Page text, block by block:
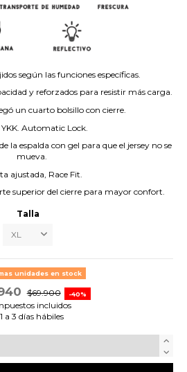
según las funciones específicas.
y reforzados para resistir más carga.
un cuarto bolsillo con cierre.
YKK. Automatic Lock.
la espalda con gel para que el jersey no se
mueva.
ajustada, Race Fit.
superior del cierre para mayor confort.
Talla
unidades en stock
$69.900 -40%
incluidos
1 a 3 días hábiles